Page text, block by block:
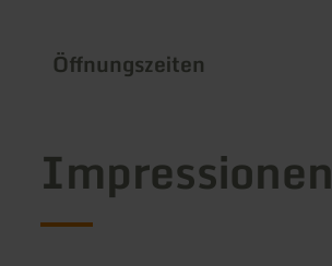
Öffnungszeiten
Impressionen